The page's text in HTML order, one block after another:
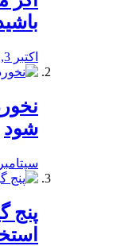
اکتبر 3, 2019
‌شود
سپتامبر 26, 2019
پنج